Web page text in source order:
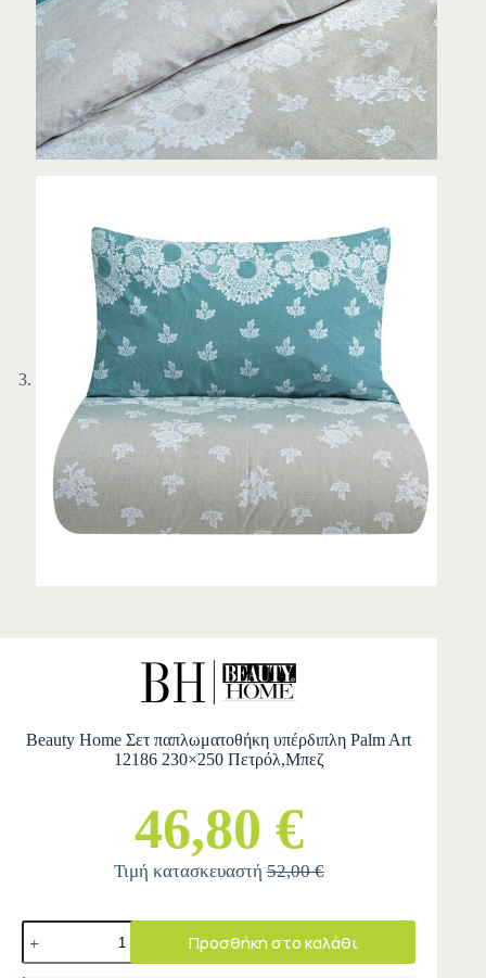
Beauty Home Σετ παπλωματοθήκη υπέρδιπλη Palm Art
12186 230×250 Πετρόλ,Μπεζ
46,80 €
Τιμή κατασκευαστή52,00 €
Προσθήκη στο καλάθι
A